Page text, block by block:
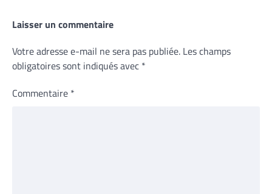
Laisser un commentaire
Votre adresse e-mail ne sera pas publiée. Les champs
obligatoires sont indiqués avec *
Commentaire *